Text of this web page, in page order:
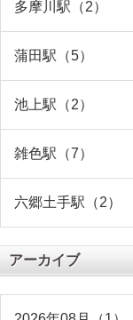
多摩川駅（2）
蒲田駅（5）
池上駅（2）
雑色駅（7）
六郷土手駅（2）
アーカイブ